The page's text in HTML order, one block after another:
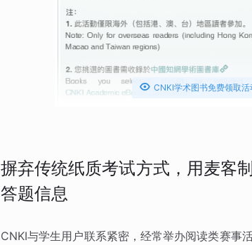
 CNKI学术图书免费领取活
摒弃传统纸质考试方式，用麦客
答题信息
CNKI与学生用户联系紧密，经常举办阅读类赛事